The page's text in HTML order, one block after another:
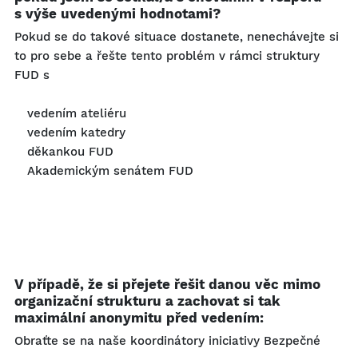
s výše uvedenými hodnotami?
Pokud se do takové situace dostanete, nenechávejte si
to pro sebe a řešte tento problém v rámci struktury
FUD s
vedením ateliéru
vedením katedry
děkankou FUD
Akademickým senátem FUD
V případě, že si přejete řešit danou věc mimo
organizační strukturu a zachovat si tak
maximální anonymitu před vedením:
Obraťte se na naše koordinátory iniciativy Bezpečné